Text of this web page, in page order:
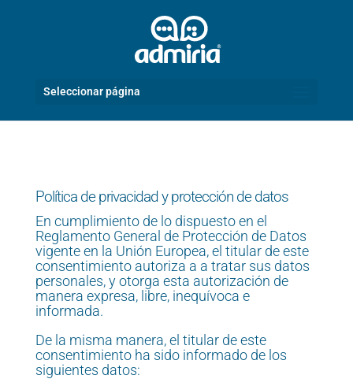
Seleccionar página
Política de privacidad y protección de datos
En cumplimiento de lo dispuesto en el
Reglamento General de Protección de Datos
vigente en la Unión Europea, el titular de este
consentimiento autoriza a a tratar sus datos
personales, y otorga esta autorización de
manera expresa, libre, inequívoca e
informada.
De la misma manera, el titular de este
consentimiento ha sido informado de los
siguientes datos: